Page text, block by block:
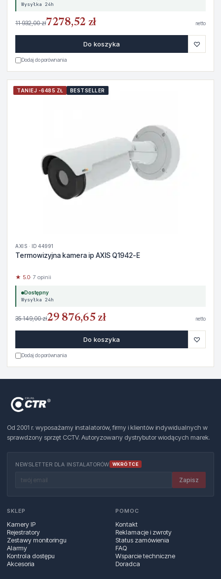
Wysyłka 24h
11 932,00 zł7278,52 zł netto
Do koszyka ♡
Dodaj do porównania
TANIEJ -6485 ZŁ BESTSELLER
AXIS · ID 44991
Termowizyjna kamera ip AXIS Q1942-E
★ 5.0· 7 opinii
Dostępny
Wysyłka 24h
35 149,00 zł29 876,65 zł netto
Do koszyka ♡
Dodaj do porównania
Od 2001 r. wyposażamy instalatorów, firmy i klientów indywidualnych w
sprawdzony sprzęt CCTV. Autoryzowany dystrybutor wiodących marek.
NEWSLETTER DLA INSTALATORÓW WKRÓTCE
Zapisz
SKLEP
Kamery IP
Rejestratory
Zestawy monitoringu
Alarmy
Kontrola dostępu
Akcesoria
POMOC
Kontakt
Reklamacje i zwroty
Status zamówienia
FAQ
Wsparcie techniczne
Doradca